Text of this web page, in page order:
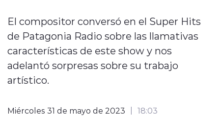
Deportes
Entrevistas
Quienes Somos
El compositor conversó en el Super Hits
de Patagonia Radio sobre las llamativas
características de este show y nos
adelantó sorpresas sobre su trabajo
artístico.
Miércoles 31 de mayo de 2023 18:03